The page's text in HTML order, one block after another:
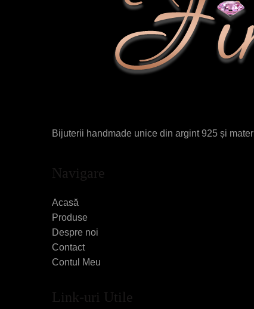
Bijuterii handmade unice din argint 925 și
Navigare
Acasă
Produse
Despre noi
Contact
Contul Meu
Link-uri Utile